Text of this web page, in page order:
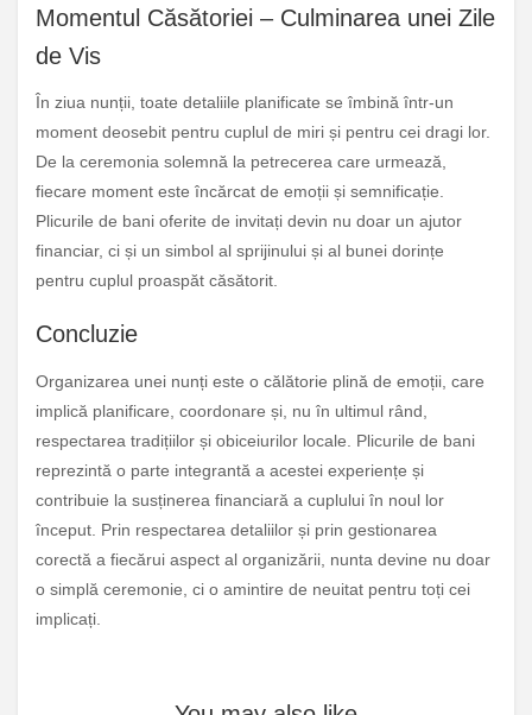
Momentul Căsătoriei – Culminarea unei Zile
de Vis
În ziua nunții, toate detaliile planificate se îmbină într-un
moment deosebit pentru cuplul de miri și pentru cei dragi lor.
De la ceremonia solemnă la petrecerea care urmează,
fiecare moment este încărcat de emoții și semnificație.
Plicurile de bani oferite de invitați devin nu doar un ajutor
financiar, ci și un simbol al sprijinului și al bunei dorințe
pentru cuplul proaspăt căsătorit.
Concluzie
Organizarea unei nunți este o călătorie plină de emoții, care
implică planificare, coordonare și, nu în ultimul rând,
respectarea tradițiilor și obiceiurilor locale. Plicurile de bani
reprezintă o parte integrantă a acestei experiențe și
contribuie la susținerea financiară a cuplului în noul lor
început. Prin respectarea detaliilor și prin gestionarea
corectă a fiecărui aspect al organizării, nunta devine nu doar
o simplă ceremonie, ci o amintire de neuitat pentru toți cei
implicați.